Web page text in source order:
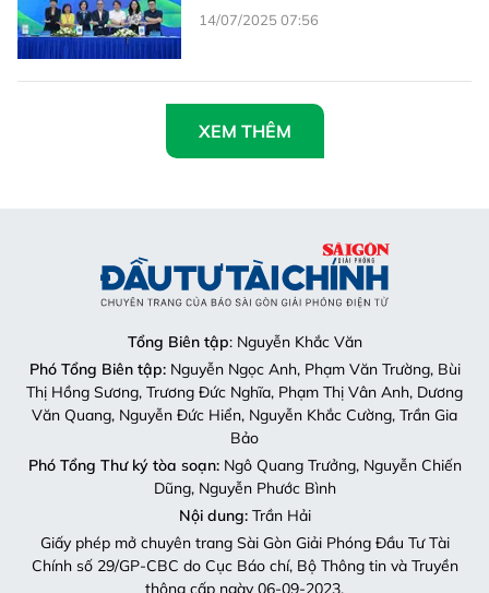
14/07/2025 07:56
XEM THÊM
Tổng Biên tập: Nguyễn Khắc Văn
Phó Tổng Biên tập:Nguyễn Ngọc Anh, Phạm Văn Trường, Bùi
Thị Hồng Sương, Trương Đức Nghĩa, Phạm Thị Vân Anh, Dương
Văn Quang, Nguyễn Đức Hiển, Nguyễn Khắc Cường, Trần Gia
Bảo
Phó Tổng Thư ký tòa soạn:Ngô Quang Trưởng, Nguyễn Chiến
Dũng, Nguyễn Phước Bình
Nội dung:Trần Hải
Giấy phép mở chuyên trang Sài Gòn Giải Phóng Đầu Tư Tài
Chính số 29/GP-CBC do Cục Báo chí, Bộ Thông tin và Truyền
thông cấp ngày 06-09-2023.